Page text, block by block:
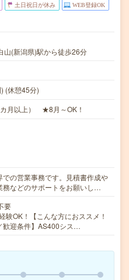
土日祝日が休み WEB登録OK
山(新潟県)駅から徒歩26分
(休憩45分)
カ月以上） ★8月～OK！
の営業事務です。見積書作成や
務などのサポートをお願いし…
要
験OK！【こんな方におススメ！
歓迎条件】AS400シス…